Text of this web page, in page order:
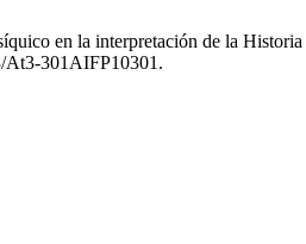
en la interpretación de la
At3-301AIFP10301.